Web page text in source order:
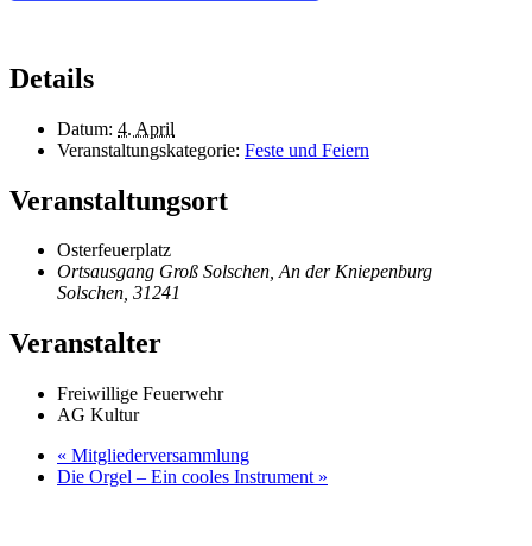
Details
Datum: 4. April
Veranstaltungskategorie: Feste und Feiern
Veranstaltungsort
Osterfeuerplatz
Ortsausgang Groß Solschen, An der Kniepenburg
Solschen, 31241
Veranstalter
Freiwillige Feuerwehr
AG Kultur
« Mitgliederversammlung
Die Orgel – Ein cooles Instrument »